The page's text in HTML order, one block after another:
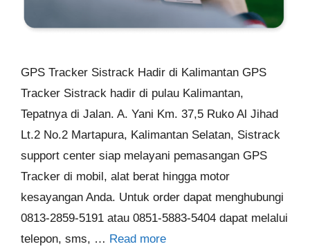
GPS Tracker Sistrack Hadir di Kalimantan GPS
Tracker Sistrack hadir di pulau Kalimantan,
Tepatnya di Jalan. A. Yani Km. 37,5 Ruko Al Jihad
Lt.2 No.2 Martapura, Kalimantan Selatan, Sistrack
support center siap melayani pemasangan GPS
Tracker di mobil, alat berat hingga motor
kesayangan Anda. Untuk order dapat menghubungi
0813-2859-5191 atau 0851-5883-5404 dapat melalui
telepon, sms, … Read more